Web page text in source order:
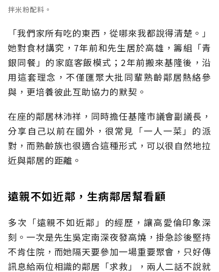
拌米粉配料。
「我們家所有吃的東西，從哪來我都說得清楚。」
她對食材講究，7年前和先生居於高雄，籌組「青
銀同餐」的家庭客飯模式；2年前搬來基隆後，沿
用這套理念，不僅匯聚大批同輩熟齡鄰居熱絡參
與，更培養彼此互助協力的默契。
在座的鄰居林沛祥，同時擔任基隆市議會副議長，
分享自己以前在國外，很常見「一人一菜」的派
對，而熟齡族也很適合這種形式，可以很自然地拉
近與鄰居的距離。
遠親不如近鄰，生病鄰居幫看顧
多次「遠親不如近鄰」的經歷，讓高愛倫印象深
刻。一次是先生吳定南深夜發高燒，掛急診後堅持
不肯住院，而她隔天要參加一場重要聚會，只好傳
訊息給兩位相識的鄰居「求救」，兩人二話不說就